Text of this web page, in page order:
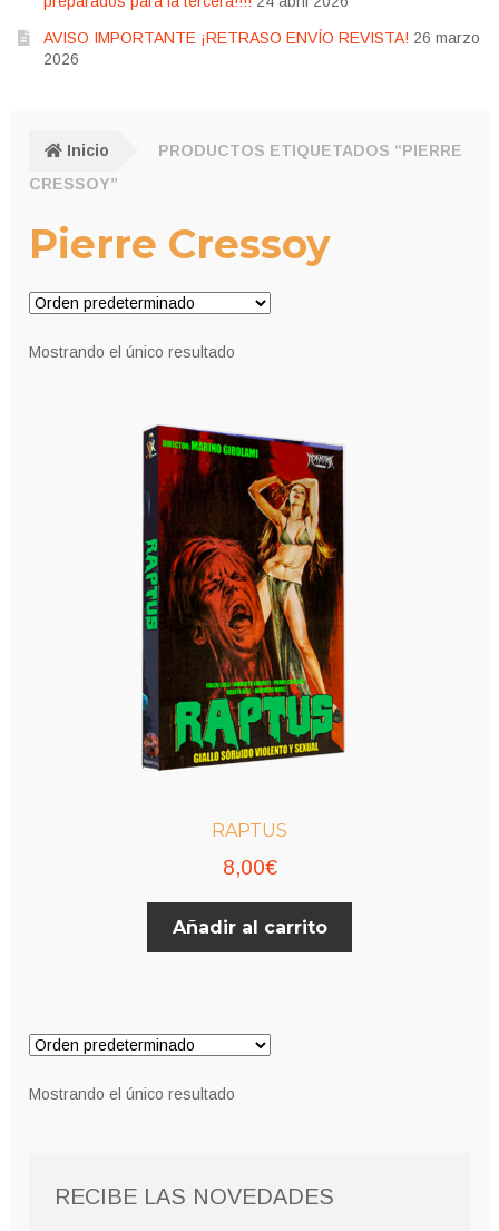
AVISO IMPORTANTE ¡RETRASO ENVÍO REVISTA! 26 marzo
2026
Inicio
PRODUCTOS ETIQUETADOS “PIERRE
CRESSOY”
Pierre Cressoy
Mostrando el único resultado
RAPTUS
8,00€
Añadir al carrito
Mostrando el único resultado
RECIBE LAS NOVEDADES